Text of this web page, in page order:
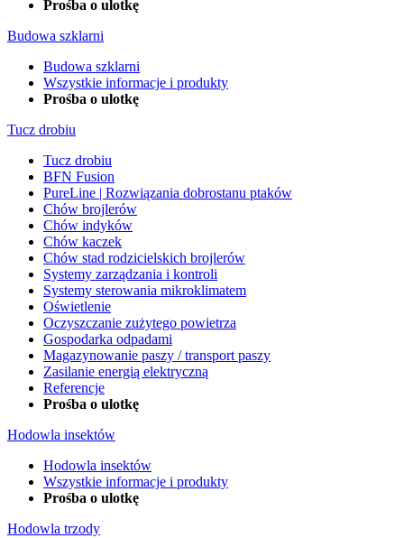
Prośba o ulotkę
Budowa szklarni
Budowa szklarni
Wszystkie informacje i produkty
Prośba o ulotkę
Tucz drobiu
Tucz drobiu
BFN Fusion
PureLine | Rozwiązania dobrostanu ptaków
Chów brojlerów
Chów indyków
Chów kaczek
Chów stad rodzicielskich brojlerów
Systemy zarządzania i kontroli
Systemy sterowania mikroklimatem
Oświetlenie
Oczyszczanie zużytego powietrza
Gospodarka odpadami
Magazynowanie paszy / transport paszy
Zasilanie energią elektryczną
Referencje
Prośba o ulotkę
Hodowla insektów
Hodowla insektów
Wszystkie informacje i produkty
Prośba o ulotkę
Hodowla trzody